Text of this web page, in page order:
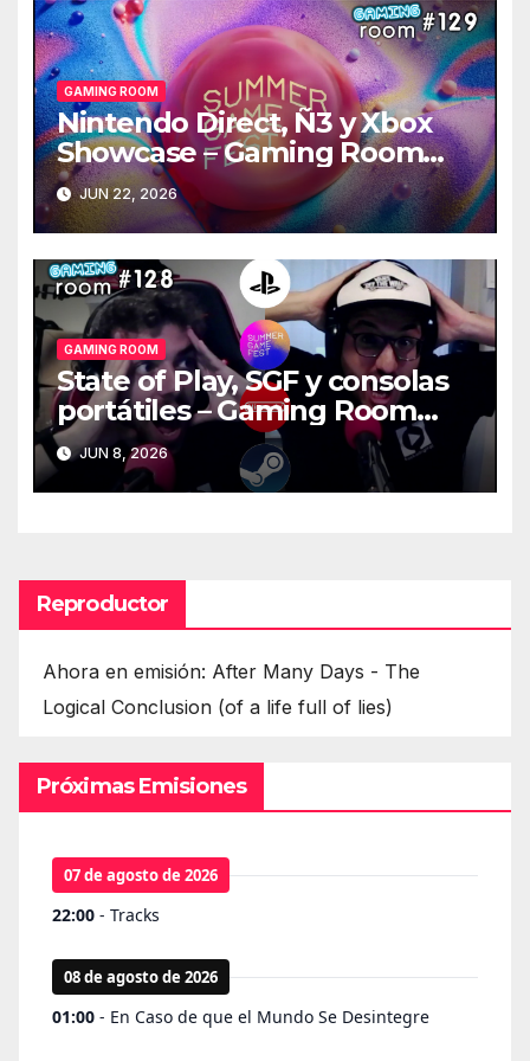
GAMING ROOM
Nintendo Direct, Ñ3 y Xbox
Showcase – Gaming Room
#129
JUN 22, 2026
GAMING ROOM
State of Play, SGF y consolas
portátiles – Gaming Room
#128
JUN 8, 2026
Reproductor
Ahora en emisión: After Many Days - The
Logical Conclusion (of a life full of lies)
Próximas Emisiones